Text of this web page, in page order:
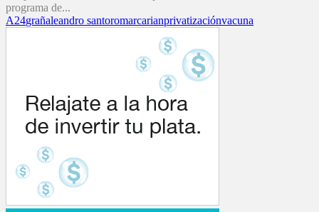
programa de...
A24grañaleandro santoromarcarianprivatizaciónvacuna